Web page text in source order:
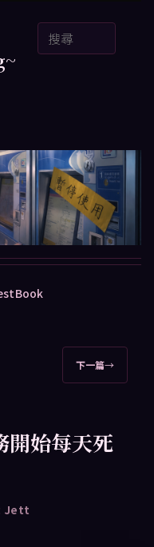
下一篇→
開始每天死
Jett